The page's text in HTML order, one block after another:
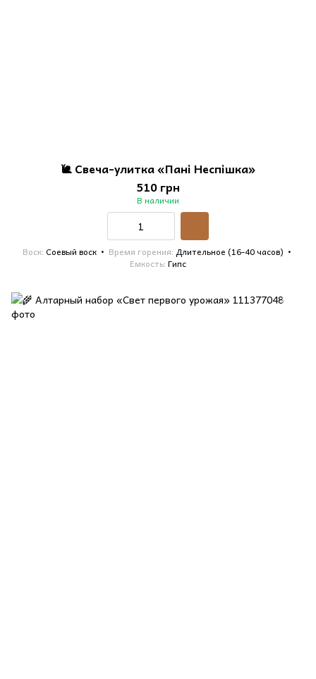
🐌 Свеча-улитка «Пані Неспішка»
510 грн
В наличии
Воск Соевый воск Время горения Длительное (16-40 часов)
Емкость Гипс